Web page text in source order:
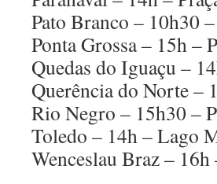
Pato Branco – 10h30
Ponta Grossa – 15h –
Quedas do Iguaçu –
Querência do Norte –
Rio Negro – 15h30 –
Toledo – 14h – Lago
Wenceslau Braz –